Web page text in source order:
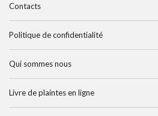
Contacts
Politique de confidentialité
Qui sommes nous
Livre de plaintes en ligne